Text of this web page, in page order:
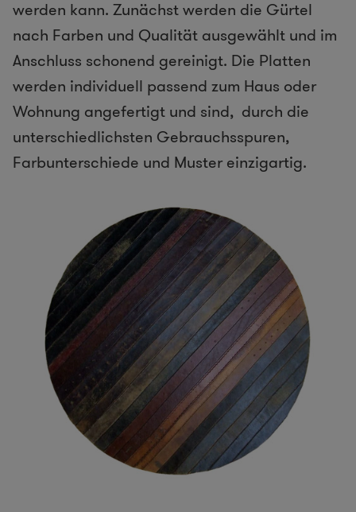
werden kann. Zunächst werden die Gürtel
nach Farben und Qualität ausgewählt und im
Anschluss schonend gereinigt. Die Platten
werden individuell passend zum Haus oder
Wohnung angefertigt und sind, durch die
unterschiedlichsten Gebrauchsspuren,
Farbunterschiede und Muster einzigartig.